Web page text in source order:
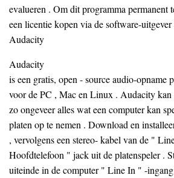
evalueren . Om dit programma permanent
een licentie kopen via de software-uitgever
Audacity
Audacity
is een gratis, open - source audio-opname
voor de PC , Mac en Linux . Audacity
zo ongeveer alles wat een computer kan
platen op te nemen . Download en
, vervolgens een stereo- kabel van de "
Hoofdtelefoon " jack uit de platenspeler .
uiteinde in de computer " Line In " -